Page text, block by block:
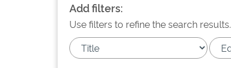
Add filters:
Use filters to refine the search results.